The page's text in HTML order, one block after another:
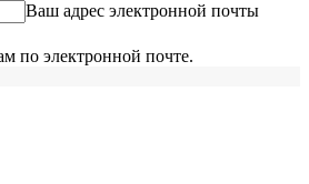
Ваш адрес электронной почты
по электронной почте.